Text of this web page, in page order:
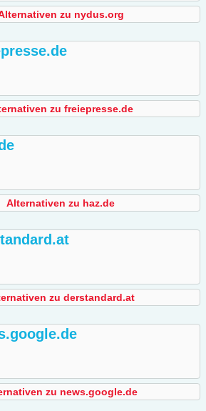
zu nydus.org
zu freiepresse.de
Alternativen zu haz.de
zu derstandard.at
zu news.google.de